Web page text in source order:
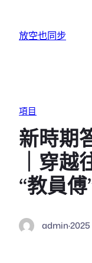
放空也同步
項目
新時期
｜穿
“教員傅
admin·2025